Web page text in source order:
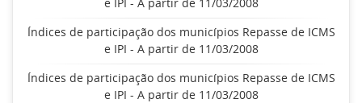
Índices de participação dos municípios Repasse de ICMS
e IPI - A partir de 11/03/2008
Índices de participação dos municípios Repasse de ICMS
e IPI - A partir de 11/03/2008